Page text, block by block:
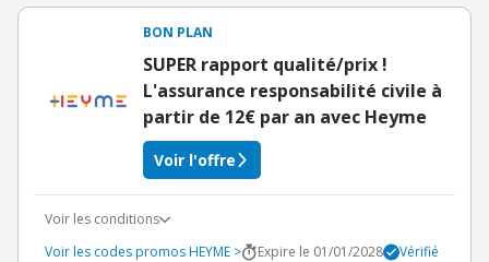
BON PLAN
SUPER rapport qualité/prix !
L'assurance responsabilité civile à
partir de 12€ par an avec Heyme
Voir l'offre
Voir les conditions
Voir les codes promos HEYME >
Expire le 01/01/2028 Vérifié